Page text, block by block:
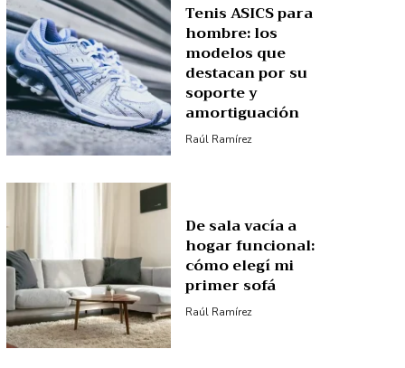
Tenis ASICS para
hombre: los
modelos que
destacan por su
soporte y
amortiguación
Raúl Ramírez
De sala vacía a
hogar funcional:
cómo elegí mi
primer sofá
Raúl Ramírez